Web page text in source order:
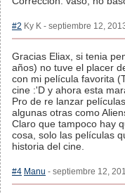
#2 Ky K - septiembre 12,
Gracias Eliax, si tenia
años) no tuve el placer
con mi película favorita
cine :'D y ahora esta
Pro de re lanzar
algunas otras como
Claro que tampoco hay
cosa, solo las películas
historia del cine.
#4 Manu - septiembre 12,